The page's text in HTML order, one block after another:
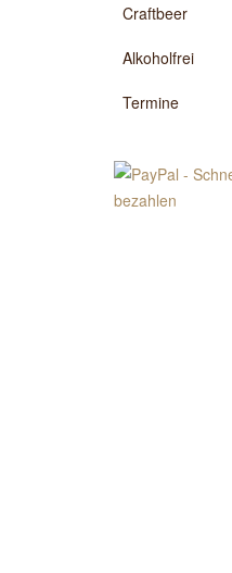
Craftbeer
Alkoholfrei
Termine